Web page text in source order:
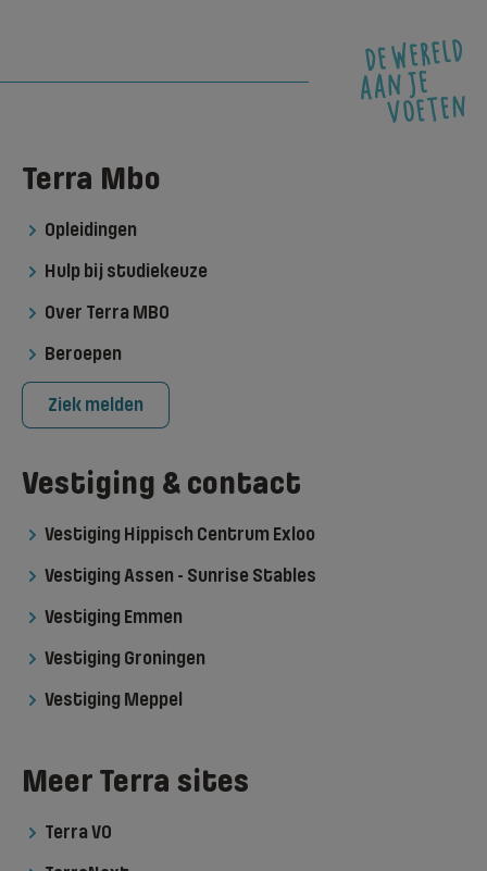
Terra Mbo
Opleidingen
Hulp bij studiekeuze
Over Terra MBO
Beroepen
Ziek melden
Vestiging & contact
Vestiging Hippisch Centrum Exloo
Vestiging Assen - Sunrise Stables
Vestiging Emmen
Vestiging Groningen
Vestiging Meppel
Meer Terra sites
Terra VO